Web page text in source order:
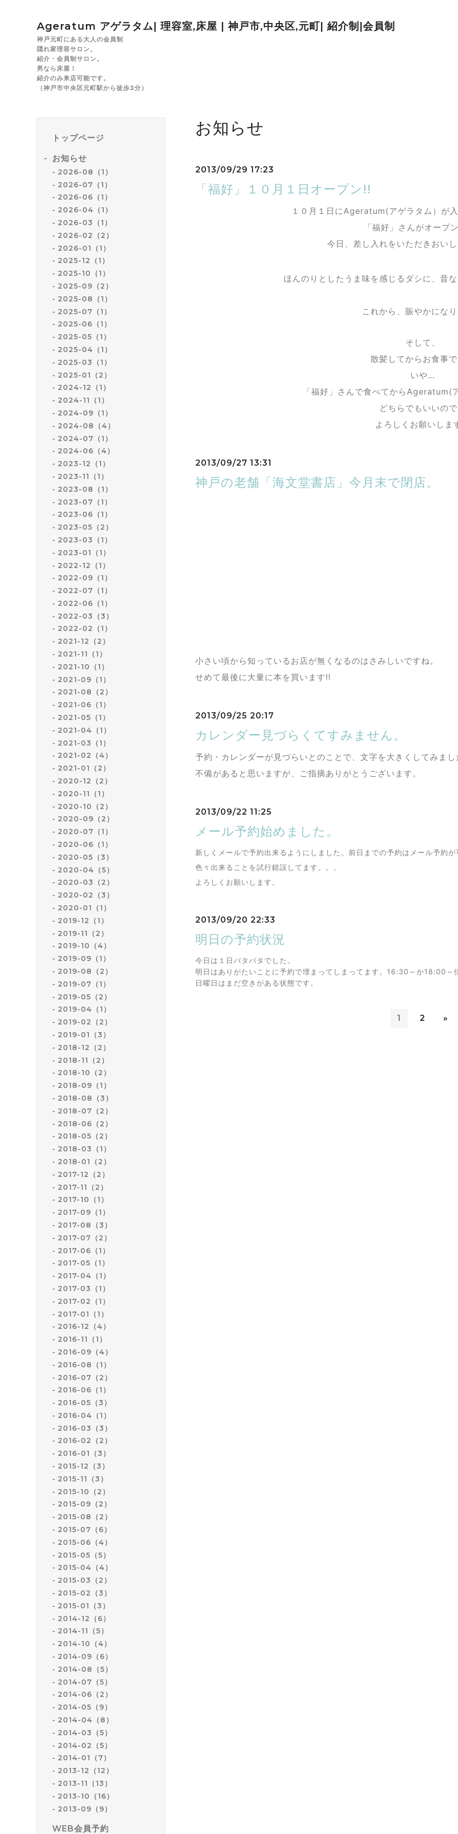
Ageratum アゲラタム| 理容室,床屋 | 神戸市,中央区,元町| 紹介制|会員制
神戸元町にある大人の会員制
隠れ家理容サロン。
紹介・会員制サロン。
男なら床屋！
紹介のみ来店可能です。
（神戸市中央区元町駅から徒歩3分）
トップページ
お知らせ
2026-08（1）
2026-07（1）
2026-06（1）
2026-04（1）
2026-03（1）
2026-02（2）
2026-01（1）
2025-12（1）
2025-10（1）
2025-09（2）
2025-08（1）
2025-07（1）
2025-06（1）
2025-05（1）
2025-04（1）
2025-03（1）
2025-01（2）
2024-12（1）
2024-11（1）
2024-09（1）
2024-08（4）
2024-07（1）
2024-06（4）
2023-12（1）
2023-11（1）
2023-08（1）
2023-07（1）
2023-06（1）
2023-05（2）
2023-03（1）
2023-01（1）
2022-12（1）
2022-09（1）
2022-07（1）
2022-06（1）
2022-03（3）
2022-02（1）
2021-12（2）
2021-11（1）
2021-10（1）
2021-09（1）
2021-08（2）
2021-06（1）
2021-05（1）
2021-04（1）
2021-03（1）
2021-02（4）
2021-01（2）
2020-12（2）
2020-11（1）
2020-10（2）
2020-09（2）
2020-07（1）
2020-06（1）
2020-05（3）
2020-04（5）
2020-03（2）
2020-02（3）
2020-01（1）
2019-12（1）
2019-11（2）
2019-10（4）
2019-09（1）
2019-08（2）
2019-07（1）
2019-05（2）
2019-04（1）
2019-02（2）
2019-01（3）
2018-12（2）
2018-11（2）
2018-10（2）
2018-09（1）
2018-08（3）
2018-07（2）
2018-06（2）
2018-05（2）
2018-03（1）
2018-01（2）
2017-12（2）
2017-11（2）
2017-10（1）
2017-09（1）
2017-08（3）
2017-07（2）
2017-06（1）
2017-05（1）
2017-04（1）
2017-03（1）
2017-02（1）
2017-01（1）
2016-12（4）
2016-11（1）
2016-09（4）
2016-08（1）
2016-07（2）
2016-06（1）
2016-05（3）
2016-04（1）
2016-03（3）
2016-02（2）
2016-01（3）
2015-12（3）
2015-11（3）
2015-10（2）
2015-09（2）
2015-08（2）
2015-07（6）
2015-06（4）
2015-05（5）
2015-04（4）
2015-03（2）
2015-02（3）
2015-01（3）
2014-12（6）
2014-11（5）
2014-10（4）
2014-09（6）
2014-08（5）
2014-07（5）
2014-06（2）
2014-05（9）
2014-04（8）
2014-03（5）
2014-02（5）
2014-01（7）
2013-12（12）
2013-11（13）
2013-10（16）
2013-09（9）
WEB会員予約
お知らせ
2013/09/29 17:23
「福好」１０月１日オープン!!
１０月１日にAgeratum(アゲラタム）が
「福好」さんがオープン
今日、差し入れをいただきおいし
ほんのりとしたうま味を感じるダシに、昔
これから、賑やかになり
そして、
散髪してからお食事で
いや…
「福好」さんで食べてからAgeratum(
どちらでもいいので
よろしくお願いしま
2013/09/27 13:31
神戸の老舗「海文堂書店」今月末で閉店。
小さい頃から知っているお店が無くなるのはさみしいですね。
せめて最後に大量に本を買います!!
2013/09/25 20:17
カレンダー見づらくてすみません。
予約・カレンダーが見づらいとのことで、文字を大きくしてみまし
不備があると思いますが、ご指摘ありがとうございます。
2013/09/22 11:25
メール予約始めました。
新しくメールで予約出来るようにしました。前日までの予約はメール予約が
色々出来ることを試行錯誤してます。。。
よろしくお願いします。
2013/09/20 22:33
明日の予約状況
今日は１日バタバタでした。
明日はありがたいことに予約で埋まってしまってます。16:30～か18:00～
日曜日はまだ空きがある状態です。
1 2 »